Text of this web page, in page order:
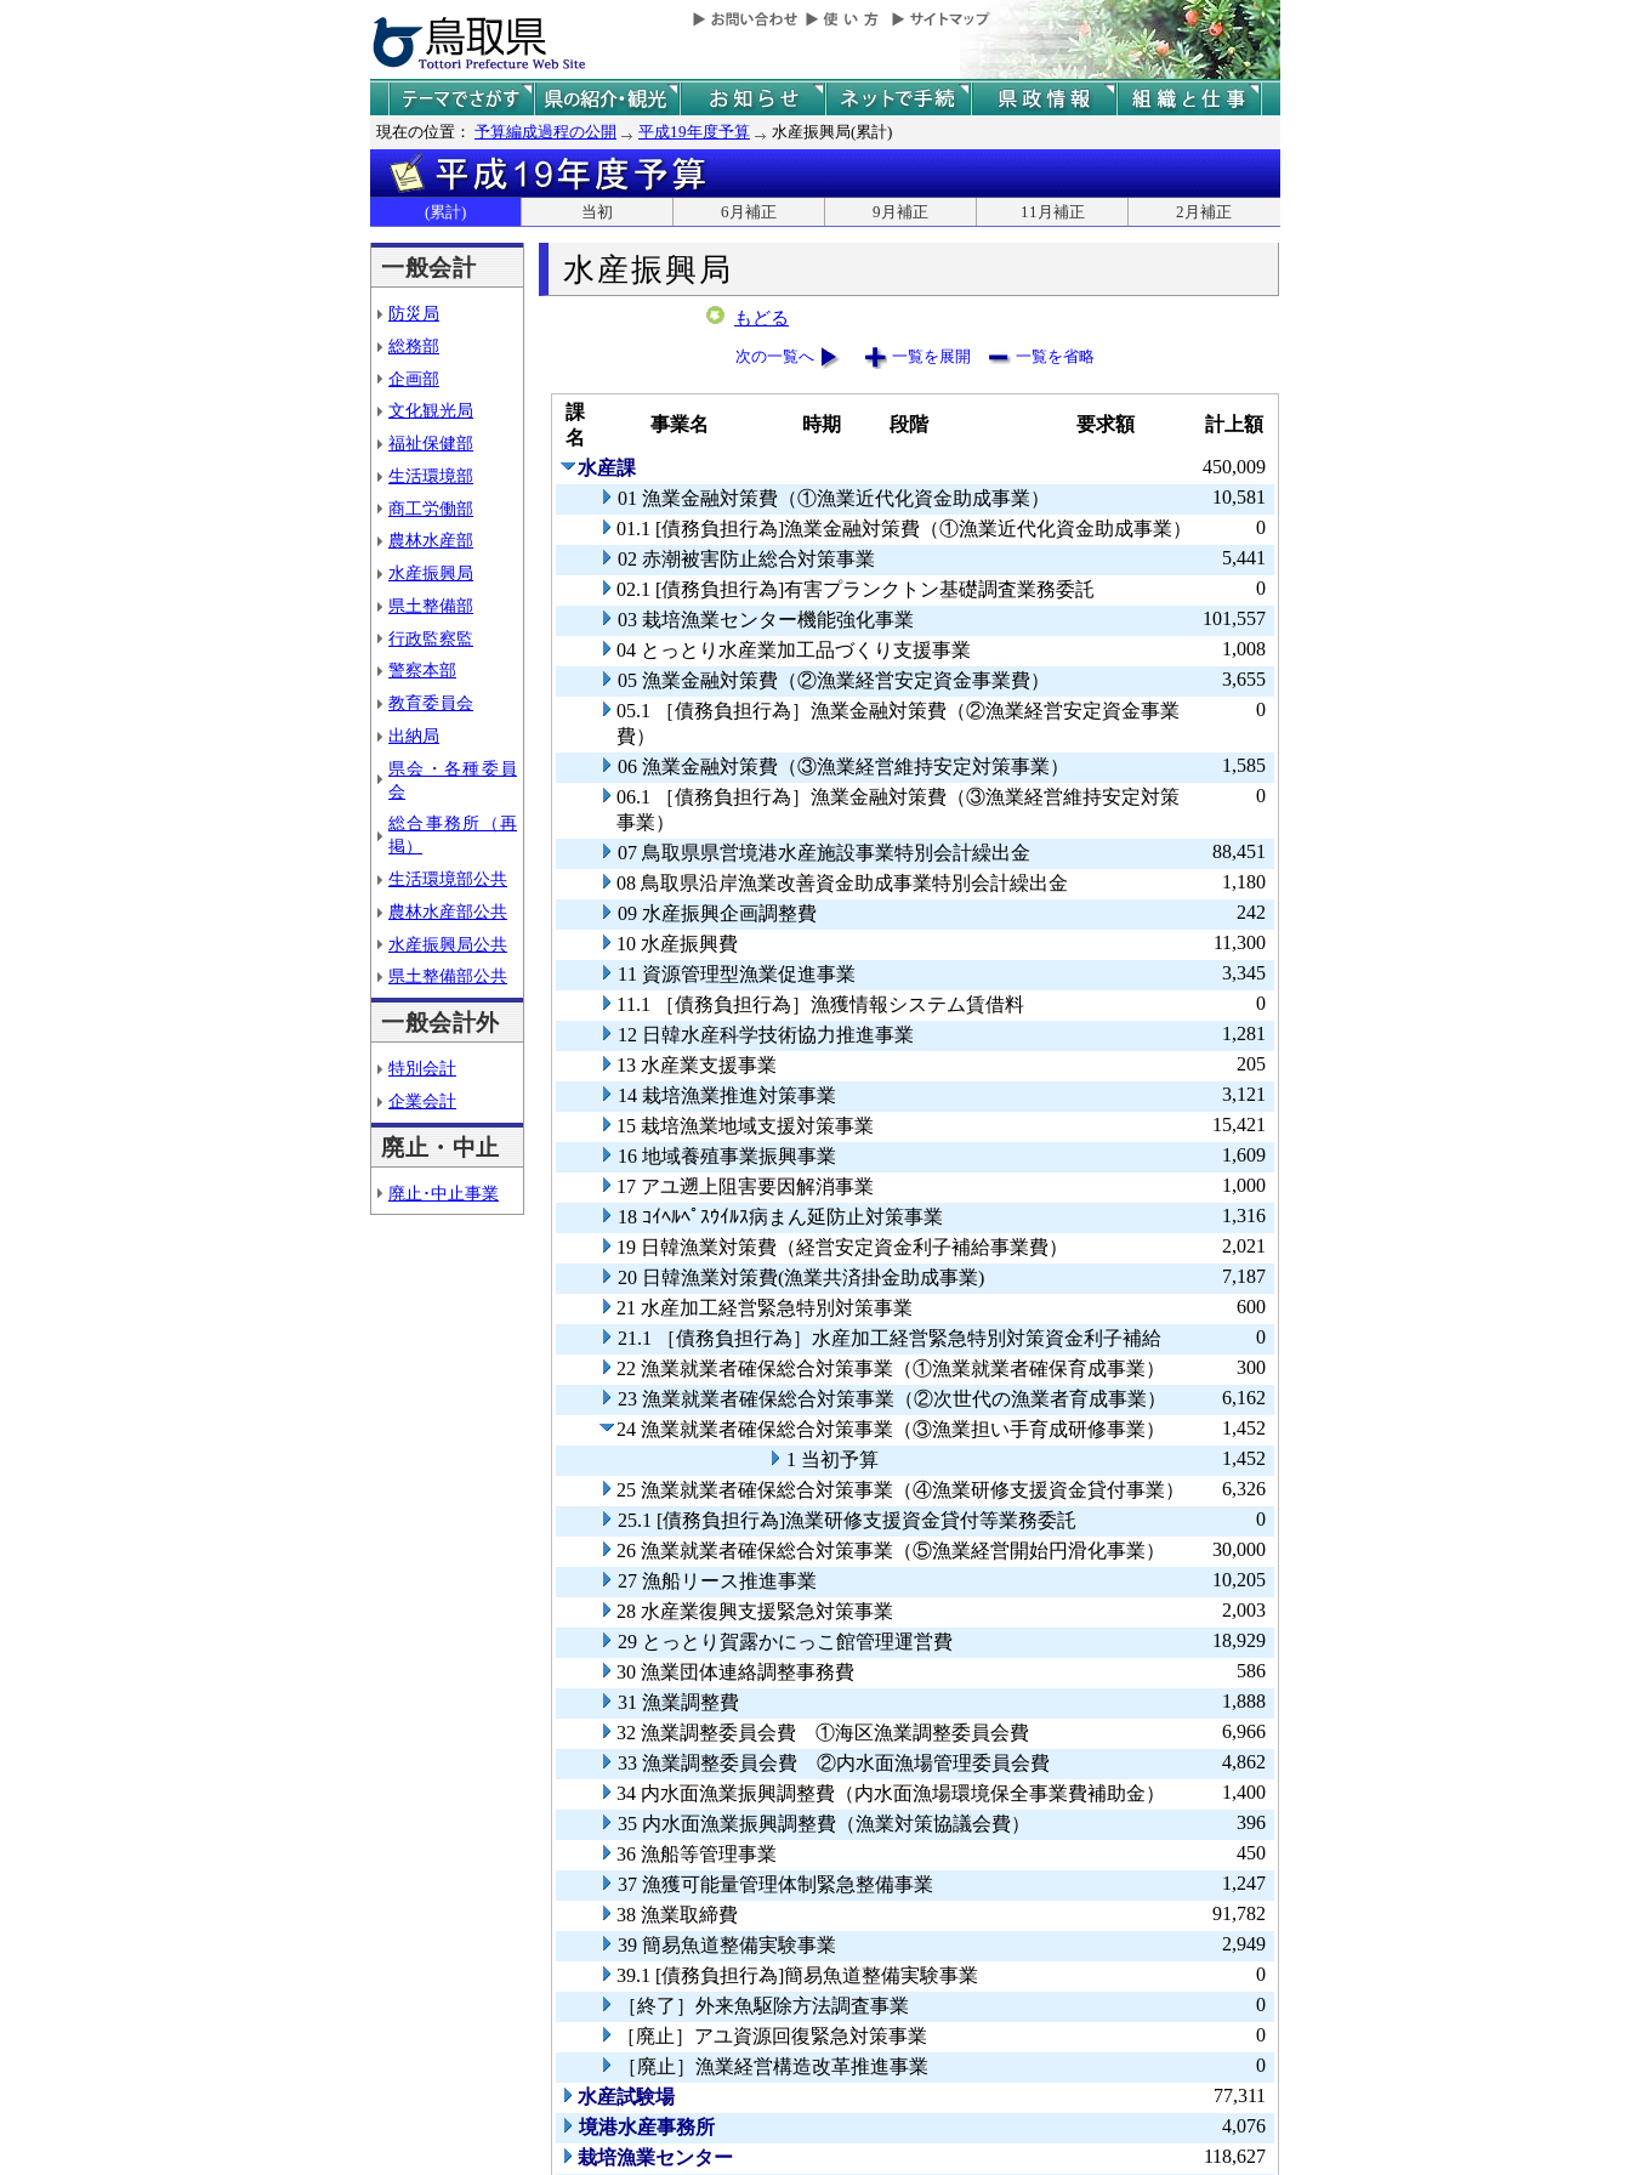
現在の位置： 予算編成過程の公開 平成19年度予算 水産振興局(累計)
(累計) 当初 6月補正 9月補正 11月補正 2月補正
一般会計
防災局
総務部
企画部
文化観光局
福祉保健部
生活環境部
商工労働部
農林水産部
水産振興局
県土整備部
行政監察監
警察本部
教育委員会
出納局
県会・各種委員
会
総合事務所（再
掲）
生活環境部公共
農林水産部公共
水産振興局公共
県土整備部公共
一般会計外
特別会計
企業会計
廃止・中止
廃止･中止事業
水産振興局
もどる
次の一覧へ 一覧を展開 一覧を省略
課
名
事業名 時期 段階 要求額 計上額
水産課
450,009
01 漁業金融対策費（①漁業近代化資金助成事業）
10,581
01.1 [債務負担行為]漁業金融対策費（①漁業近代化資金助成事業）
0
02 赤潮被害防止総合対策事業
5,441
02.1 [債務負担行為]有害プランクトン基礎調査業務委託
0
03 栽培漁業センター機能強化事業
101,557
04 とっとり水産業加工品づくり支援事業
1,008
05 漁業金融対策費（②漁業経営安定資金事業費）
3,655
05.1 ［債務負担行為］漁業金融対策費（②漁業経営安定資金事業
費）
0
06 漁業金融対策費（③漁業経営維持安定対策事業）
1,585
06.1 ［債務負担行為］漁業金融対策費（③漁業経営維持安定対策
事業）
0
07 鳥取県県営境港水産施設事業特別会計繰出金
88,451
08 鳥取県沿岸漁業改善資金助成事業特別会計繰出金
1,180
09 水産振興企画調整費
242
10 水産振興費
11,300
11 資源管理型漁業促進事業
3,345
11.1 ［債務負担行為］漁獲情報システム賃借料
0
12 日韓水産科学技術協力推進事業
1,281
13 水産業支援事業
205
14 栽培漁業推進対策事業
3,121
15 栽培漁業地域支援対策事業
15,421
16 地域養殖事業振興事業
1,609
17 アユ遡上阻害要因解消事業
1,000
18 ｺｲﾍﾙﾍﾟｽｳｲﾙｽ病まん延防止対策事業
1,316
19 日韓漁業対策費（経営安定資金利子補給事業費）
2,021
20 日韓漁業対策費(漁業共済掛金助成事業)
7,187
21 水産加工経営緊急特別対策事業
600
21.1 ［債務負担行為］水産加工経営緊急特別対策資金利子補給
0
22 漁業就業者確保総合対策事業（①漁業就業者確保育成事業）
300
23 漁業就業者確保総合対策事業（②次世代の漁業者育成事業）
6,162
24 漁業就業者確保総合対策事業（③漁業担い手育成研修事業）
1,452
1 当初予算
1,452
25 漁業就業者確保総合対策事業（④漁業研修支援資金貸付事業）
6,326
25.1 [債務負担行為]漁業研修支援資金貸付等業務委託
0
26 漁業就業者確保総合対策事業（⑤漁業経営開始円滑化事業）
30,000
27 漁船リース推進事業
10,205
28 水産業復興支援緊急対策事業
2,003
29 とっとり賀露かにっこ館管理運営費
18,929
30 漁業団体連絡調整事務費
586
31 漁業調整費
1,888
32 漁業調整委員会費 ①海区漁業調整委員会費
6,966
33 漁業調整委員会費 ②内水面漁場管理委員会費
4,862
34 内水面漁業振興調整費（内水面漁場環境保全事業費補助金）
1,400
35 内水面漁業振興調整費（漁業対策協議会費）
396
36 漁船等管理事業
450
37 漁獲可能量管理体制緊急整備事業
1,247
38 漁業取締費
91,782
39 簡易魚道整備実験事業
2,949
39.1 [債務負担行為]簡易魚道整備実験事業
0
［終了］外来魚駆除方法調査事業
0
［廃止］アユ資源回復緊急対策事業
0
［廃止］漁業経営構造改革推進事業
0
水産試験場
77,311
境港水産事務所
4,076
栽培漁業センター
118,627